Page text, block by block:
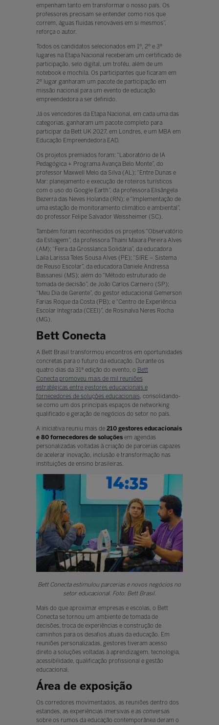
empenham tanto em transformar o nosso país. Os
professores precisam se entender como rios que
correm, águas fluidas renováveis em si mesmos”,
reforça o autor.
Todos os candidatos selecionados em 1º, 2º e 3º
lugares na Etapa Nacional receberam um certificado de
participação, selo digital, um troféu, além de um
notebook e mochila. Os participantes que ficaram em
2º lugar ganharam um pacote de participação em
missão nacional para um evento de educação
empreendedora a ser definido.
Já os vencedores da Etapa Nacional, em cada uma das
categorias, ganharam um pacote completo para
participar da Bett UK 2027, em Londres, e um MBA em
Educação Empreendedora EAD.
Os projetos premiados foram: “Laboratório de IA
Pedagógica + Programa Avança Belo Monte”, do
professor Maxwell Melo da Silva (AL); “Entre Dunas e
Mar: planejamento e execução de roteiros turísticos
com o uso do Google Earth”, da professora Elisângela
Bezerra das Neves Holanda (RN); e “Implementação de
uma estação de monitoramento climático e ambiental”,
do professor Felipe Salvador Weissheimer (SC).
Também foram reconhecidos os projetos “Observatório
da Estiagem”, da professora Thaini Maiara Pereira Alves
(AM); “Feira da Grosslanca Solidária”, da educadora
Laila Larissa Teles Sousa Alves (PE); “SIRE – Sistema
de Reuso Escolar”, da educadora Daniele Andressa
Bassanesi (MS); além do “Método estruturado de
tomada de decisão”, de João Carlos Carneiro (SP);
“Meu Dia de Gerente”, do gestor educacional Gemerson
Farias Roque da Costa (PB); e “Centro de Experiência
Escolar Integrada (CEEI)”, de Rosinalva Neres Rocha
(MG).
Bett Conecta
A Bett Brasil transformou encontros em oportunidades
concretas para o futuro da educação. Durante os
quatro dias da 31ª edição do evento, o Bett
Conecta promoveu mais de mil reuniões
estratégicas entre gestores educacionais e
fornecedores de soluções educacionais, consolidando-
se como um dos principais espaços de networking
qualificado e geração de negócios do setor no país.
A iniciativa reuniu mais de 210 gestores educacionais
e 80 fornecedores de soluçõesem agendas
personalizadas voltadas à criação de parcerias capazes
de acelerar inovação, inclusão e transformação nas
instituições de ensino brasileiras.
Bett Conecta estimulou parcerias e novos negócios no
setor educacional. Foto: Bett Brasil.
Mais do que aproximar empresas e escolas, o Bett
Conecta se tornou um ambiente de tomada de
decisões, troca de experiências e construção de
caminhos para os desafios atuais da educação. Em
reuniões personalizadas, gestores tiveram acesso
direto a soluções voltadas à aprendizagem, tecnologia,
acessibilidade, qualificação profissional e gestão
educacional.
Área de exposição
Os corredores movimentados, as reuniões dentro dos
estandes, as experiências imersivas e as conversas
sobre os rumos da educação contemporânea deram o